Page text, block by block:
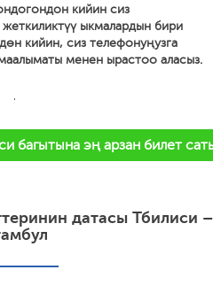
кийин сиз
ыкмалардын бири
кийин, сиз телефонуңузга
менен ырастоо аласыз.
'
багытына эң арзан билет
датасы Тбилиси –